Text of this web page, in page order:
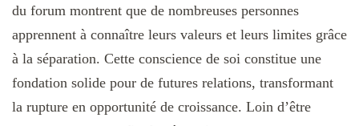
du forum montrent que de nombreuses personnes
apprennent à connaître leurs valeurs et leurs limites grâce
à la séparation. Cette conscience de soi constitue une
fondation solide pour de futures relations, transformant
la rupture en opportunité de croissance. Loin d’être